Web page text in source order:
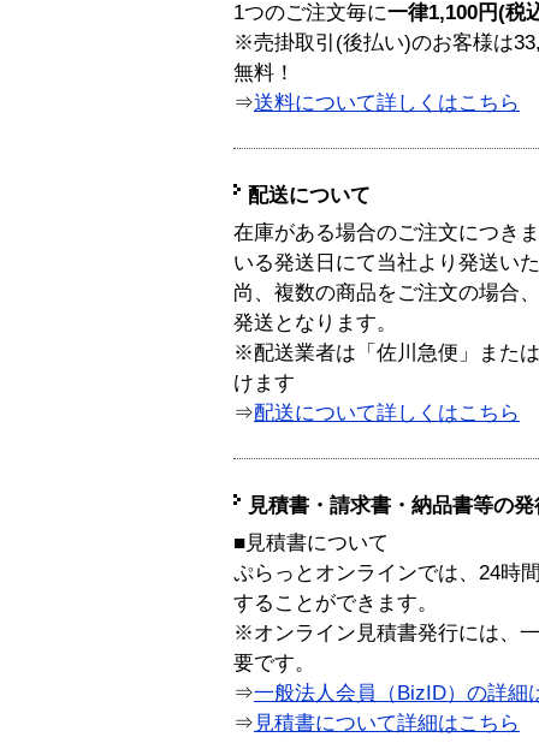
1つのご注文毎に一律1,100円(税
※売掛取引(後払い)のお客様は
無料！
⇒送料について詳しくはこちら
配送について
在庫がある場合のご注文につき
いる発送日にて当社より発送い
尚、複数の商品をご注文の場合
発送となります。
※配送業者は「佐川急便」また
けます
⇒配送について詳しくはこちら
見積書・請求書・納品書等の
■見積書について
ぷらっとオンラインでは、24時
することができます。
※オンライン見積書発行には、
要です。
⇒一般法人会員（BizID）の詳細
⇒ 見積書について詳細はこちら